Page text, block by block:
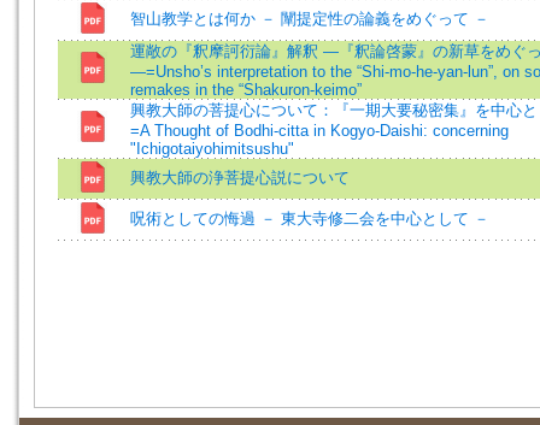
智山教学とは何か － 闡提定性の論義をめぐって －
運敞の『釈摩訶衍論』解釈 ―『釈論啓蒙』の新草をめぐ
―=Unsho’s interpretation to the “Shi-mo-he-yan-lun”, on
remakes in the “Shakuron-keimo”
興教大師の菩提心について：『一期大要秘密集』を中心
=A Thought of Bodhi-citta in Kogyo-Daishi: concerning
"Ichigotaiyohimitsushu"
興教大師の浄菩提心説について
呪術としての悔過 － 東大寺修二会を中心として －